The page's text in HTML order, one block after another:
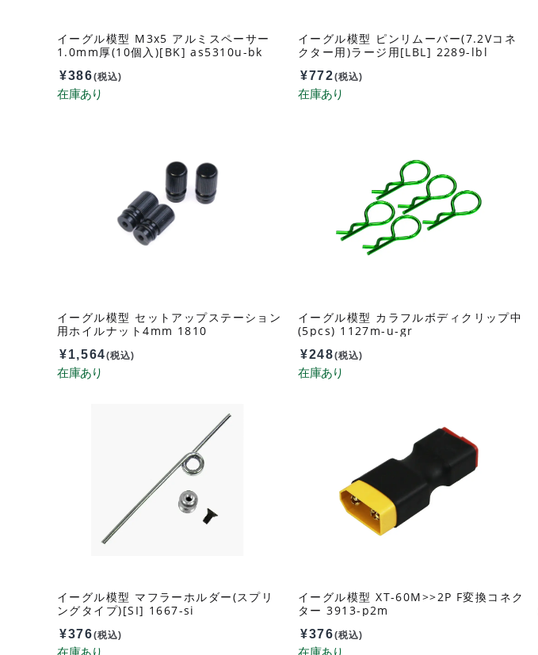
イーグル模型 M3x5 アルミスペーサー
1.0mm厚(10個入)[BK] as5310u-bk
¥386(税込)
イーグル模型 ピンリムーバー(7.2Vコネ
クター用)ラージ用[LBL] 2289-lbl
¥772(税込)
イーグル模型 セットアップステーション
用ホイルナット4mm 1810
¥1,564(税込)
イーグル模型 カラフルボディクリップ中
(5pcs) 1127m-u-gr
¥248(税込)
イーグル模型 マフラーホルダー(スプリ
ングタイプ)[SI] 1667-si
¥376(税込)
イーグル模型 XT-60M>>2P F変換コネク
ター 3913-p2m
¥376(税込)